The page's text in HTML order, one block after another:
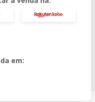
em: